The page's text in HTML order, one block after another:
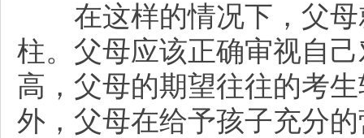
在这样的情况下，父母
柱。父母应该正确审视自
高，父母的期望往往的考
外，父母在给予孩子充分